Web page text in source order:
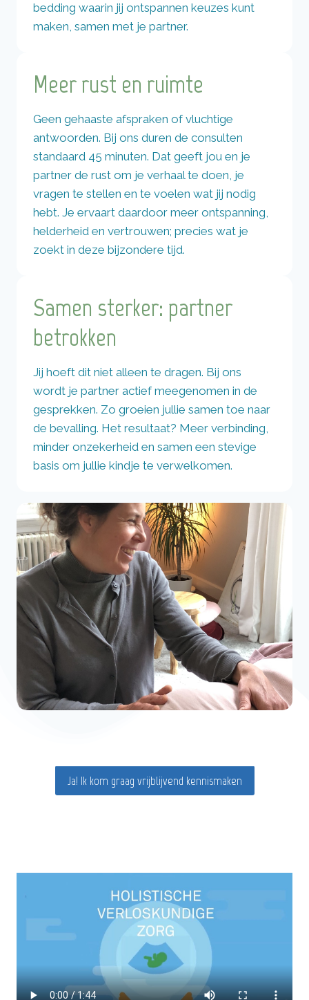
bedding waarin jij ontspannen keuzes kunt
maken, samen met je partner.
Meer rust en ruimte
Geen gehaaste afspraken of vluchtige
antwoorden. Bij ons duren de consulten
standaard 45 minuten. Dat geeft jou en je
partner de rust om je verhaal te doen, je
vragen te stellen en te voelen wat jij nodig
hebt. Je ervaart daardoor meer ontspanning,
helderheid en vertrouwen; precies wat je
zoekt in deze bijzondere tijd.
Samen sterker: partner
betrokken
Jij hoeft dit niet alleen te dragen. Bij ons
wordt je partner actief meegenomen in de
gesprekken. Zo groeien jullie samen toe naar
de bevalling. Het resultaat? Meer verbinding,
minder onzekerheid en samen een stevige
basis om jullie kindje te verwelkomen.
Ja! Ik kom graag vrijblijvend kennismaken